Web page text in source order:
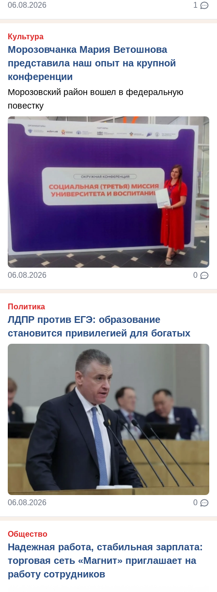
06.08.2026 1
Культура
Морозовчанка Мария Ветошнова
представила наш опыт на крупной
конференции
Морозовский район вошел в федеральную
повестку
06.08.2026 0
Политика
ЛДПР против ЕГЭ: образование
становится привилегией для богатых
06.08.2026 0
Общество
Надежная работа, стабильная зарплата:
торговая сеть «Магнит» приглашает на
работу сотрудников